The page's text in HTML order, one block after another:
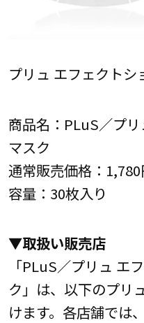
プリュ エフェクトシ
商品名：PLuS／プ
マスク
通常販売価格：
容量：30枚入り
▼取扱い販売店
「PLuS／プリュ エ
ク」は、以下のプリ
けます。各店舗では